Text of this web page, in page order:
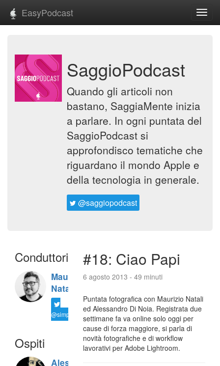
EasyPodcast
SaggioPodcast
Quando gli articoli non
bastano, SaggiaMente inizia
a parlare. In ogni puntata del
SaggioPodcast si
approfondisco tematiche che
riguardano il mondo Apple e
della tecnologia in generale.
@saggiopodcast
Conduttori
Maurizio
Natali
@simplemal
Ospiti
Alessandro
#18: Ciao Papi
6 agosto 2013 - 49 minuti
Puntata fotografica con Maurizio Natali
ed Alessandro Di Noia. Registrata due
settimane fa va online solo oggi per
cause di forza maggiore, si parla di
novità fotografiche e di workflow
lavorativi per Adobe Lightroom.